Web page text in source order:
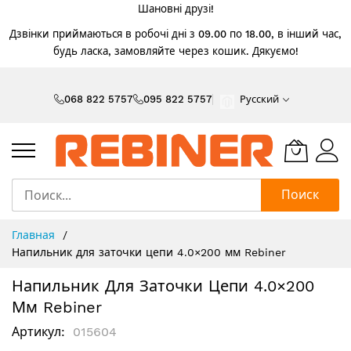
Шановні друзі!
Дзвінки приймаються в робочі дні з 09.00 по 18.00, в інший час,
будь ласка, замовляйте через кошик. Дякуємо!
068 822 5757 095 822 5757 Русский
Поиск
Главная
Напильник для заточки цепи 4.0×200 мм Rebiner
Напильник Для Заточки Цепи 4.0×200
Мм Rebiner
Артикул 015604